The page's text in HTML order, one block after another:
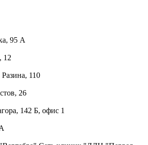
95 А
12
110
26
142 Б, офис 1